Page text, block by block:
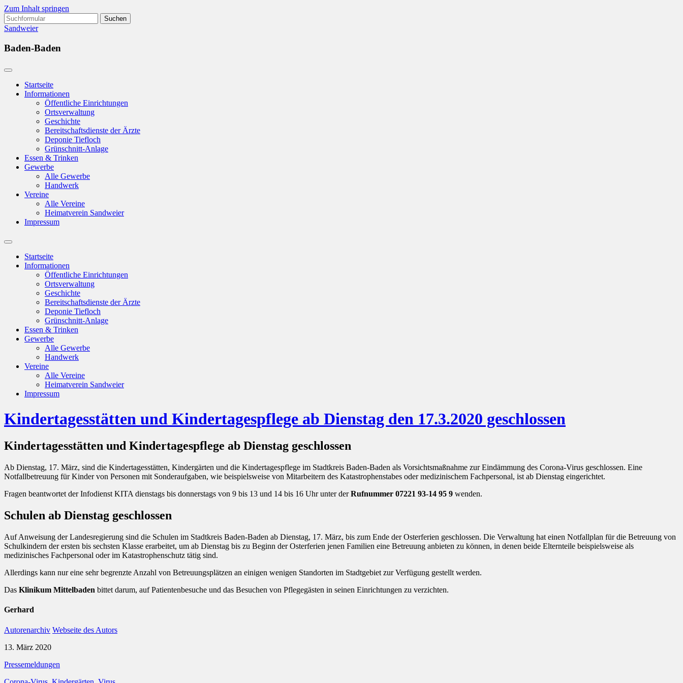
Zum Inhalt springen
Suchen
nach:
Sandweier
Baden-Baden
Startseite
Informationen
Öffentliche Einrichtungen
Ortsverwaltung
Geschichte
Bereitschaftsdienste der Ärzte
Deponie Tiefloch
Grünschnitt-Anlage
Essen & Trinken
Gewerbe
Alle Gewerbe
Handwerk
Vereine
Alle Vereine
Heimatverein Sandweier
Impressum
Suchfeld
ein-/ausblenden
Startseite
Informationen
Öffentliche Einrichtungen
Ortsverwaltung
Geschichte
Bereitschaftsdienste der Ärzte
Deponie Tiefloch
Grünschnitt-Anlage
Essen & Trinken
Gewerbe
Alle Gewerbe
Handwerk
Vereine
Alle Vereine
Heimatverein Sandweier
Impressum
Kindertagesstätten und Kindertagespflege ab Dienstag den 17.3.2020 geschlossen
Kindertagesstätten und Kindertagespflege ab Dienstag geschlossen
Ab Dienstag, 17. März, sind die Kindertagesstätten, Kindergärten und die Kindertagespflege im Stadtkreis Baden-Baden als Vorsichtsmaßnahme zur Eindämmung des Corona-Virus geschlossen. Eine
Notfallbetreuung für Kinder von Personen mit Sonderaufgaben, wie beispielsweise von Mitarbeitern des Katastrophenstabes oder medizinischem Fachpersonal, ist ab Dienstag eingerichtet.
Fragen beantwortet der Infodienst KITA dienstags bis donnerstags von 9 bis 13 und 14 bis 16 Uhr unter derRufnummer 07221 93-14 95 9 wenden.
Schulen ab Dienstag geschlossen
Auf Anweisung der Landesregierung sind die Schulen im Stadtkreis Baden-Baden ab Dienstag, 17. März, bis zum Ende der Osterferien geschlossen. Die Verwaltung hat einen Notfallplan für die Betreuung von
Schulkindern der ersten bis sechsten Klasse erarbeitet, um ab Dienstag bis zu Beginn der Osterferien jenen Familien eine Betreuung anbieten zu können, in denen beide Elternteile beispielsweise als
medizinisches Fachpersonal oder im Katastrophenschutz tätig sind.
Allerdings kann nur eine sehr begrenzte Anzahl von Betreuungsplätzen an einigen wenigen Standorten im Stadtgebiet zur Verfügung gestellt werden.
Das Klinikum Mittelbaden bittet darum, auf Patientenbesuche und das Besuchen von Pflegegästen in seinen Einrichtungen zu verzichten.
Gerhard
Autorenarchiv Webseite des Autors
13. März 2020
Pressemeldungen